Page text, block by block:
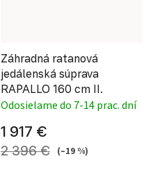
Záhradná ratanová
jedálenská súprava
RAPALLO 160 cm II.
Odosielame do 7-14 prac. dní
1 917 €
2 396 € (–19 %)